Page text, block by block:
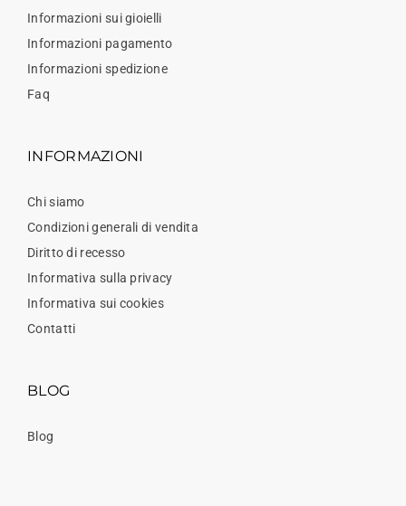
Informazioni sui gioielli
Informazioni pagamento
Informazioni spedizione
Faq
INFORMAZIONI
Chi siamo
Condizioni generali di vendita
Diritto di recesso
Informativa sulla privacy
Informativa sui cookies
Contatti
BLOG
Blog